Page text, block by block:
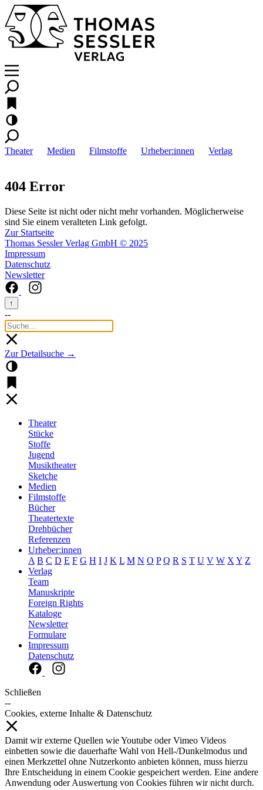
Theater Medien Filmstoffe Urheber:innen Verlag
404 Error
Diese Seite ist nicht oder nicht mehr vorhanden. Möglicherweise
sind Sie einem veralteten Link gefolgt.
Zur Startseite
Thomas Sessler Verlag GmbH © 2025
Impressum
Datenschutz
Newsletter
↑
--
Zur Detailsuche →
Theater
Stücke
Stoffe
Jugend
Musiktheater
Sketche
Medien
Filmstoffe
Bücher
Theatertexte
Drehbücher
Referenzen
Urheber:innen
A B C D E F G H I J K L M N O P Q R S T U V W X Y Z
Verlag
Team
Manuskripte
Foreign Rights
Kataloge
Newsletter
Formulare
Impressum
Datenschutz
Schließen
--
Cookies, externe Inhalte & Datenschutz
Damit wir externe Quellen wie Youtube oder Vimeo Videos
einbetten sowie die dauerhafte Wahl von Hell-/Dunkelmodus und
einen Merkzettel ohne Nutzerkonto anbieten können, muss hierzu
Ihre Entscheidung in einem Cookie gespeichert werden. Eine andere
Anwendung oder Auswertung von Cookies führen wir nicht durch.